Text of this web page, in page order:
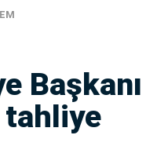
Başkanı
tahliye